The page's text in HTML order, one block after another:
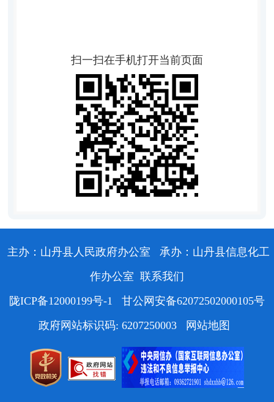
扫一扫在手机打开当前页面
主办：山丹县人民政府办公室
承办：山丹县信息化工
作办公室 联系我们
陇ICP备12000199号-1
甘公网安备62072502000105号
政府网站标识码: 6207250003
网站地图